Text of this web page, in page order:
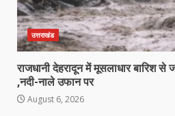
उत्तराखंड
राजधानी देहरादून में मूसलाधार बारिश से
,नदी-नाले उफान पर
August 6, 2026